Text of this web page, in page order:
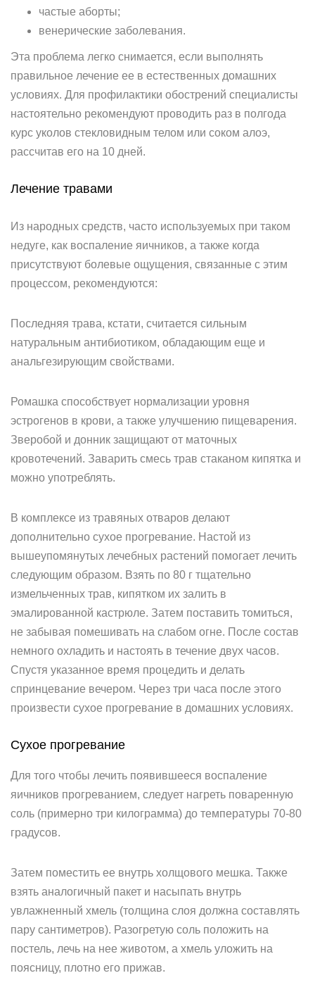
частые аборты;
венерические заболевания.
Эта проблема легко снимается, если выполнять
правильное лечение ее в естественных домашних
условиях. Для профилактики обострений специалисты
настоятельно рекомендуют проводить раз в полгода
курс уколов стекловидным телом или соком алоэ,
рассчитав его на 10 дней.
Лечение травами
Из народных средств, часто используемых при таком
недуге, как воспаление яичников, а также когда
присутствуют болевые ощущения, связанные с этим
процессом, рекомендуются:
Последняя трава, кстати, считается сильным
натуральным антибиотиком, обладающим еще и
анальгезирующим свойствами.
Ромашка способствует нормализации уровня
эстрогенов в крови, а также улучшению пищеварения.
Зверобой и донник защищают от маточных
кровотечений. Заварить смесь трав стаканом кипятка и
можно употреблять.
В комплексе из травяных отваров делают
дополнительно сухое прогревание. Настой из
вышеупомянутых лечебных растений помогает лечить
следующим образом. Взять по 80 г тщательно
измельченных трав, кипятком их залить в
эмалированной кастрюле. Затем поставить томиться,
не забывая помешивать на слабом огне. После состав
немного охладить и настоять в течение двух часов.
Спустя указанное время процедить и делать
спринцевание вечером. Через три часа после этого
произвести сухое прогревание в домашних условиях.
Сухое прогревание
Для того чтобы лечить появившееся воспаление
яичников прогреванием, следует нагреть поваренную
соль (примерно три килограмма) до температуры 70-80
градусов.
Затем поместить ее внутрь холщового мешка. Также
взять аналогичный пакет и насыпать внутрь
увлажненный хмель (толщина слоя должна составлять
пару сантиметров). Разогретую соль положить на
постель, лечь на нее животом, а хмель уложить на
поясницу, плотно его прижав.